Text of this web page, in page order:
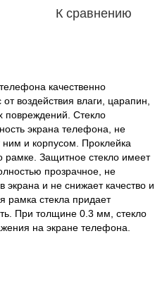
К сравнению
качественно
воздействия влаги, царапин,
повреждений. Стекло
экрана телефона, не
и корпусом. Проклейка
рамке. Защитное стекло имеет
прозрачное, не
экрана и не снижает качество и
рамка стекла придает
При толщине 0.3 мм, стекло
на экране телефона.